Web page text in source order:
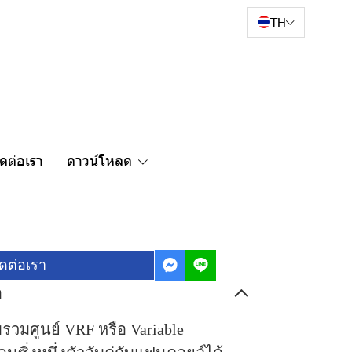
TH
ต่อเรา ดาวน์โหลด
ต่อเรา
วมศูนย์ VRF หรือ Variable